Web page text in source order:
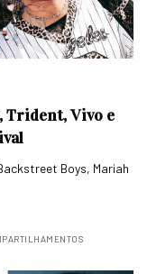
Trident, Vivo e
Boys, Mariah